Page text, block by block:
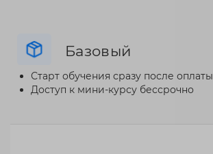
Базовый
Старт обучения сразу после оплаты
Доступ к мини-курсу бессрочно